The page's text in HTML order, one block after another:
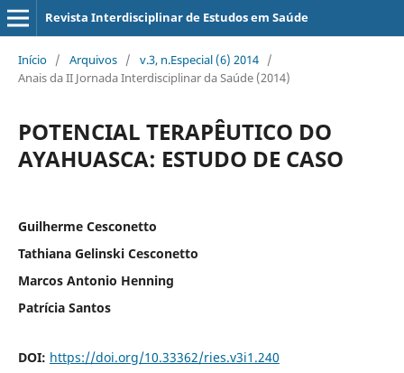
Revista Interdisciplinar de Estudos em Saúde
Início / Arquivos / v.3, n.Especial (6) 2014 /
Anais da II Jornada Interdisciplinar da Saúde (2014)
POTENCIAL TERAPÊUTICO DO
AYAHUASCA: ESTUDO DE CASO
Guilherme Cesconetto
Tathiana Gelinski Cesconetto
Marcos Antonio Henning
Patrícia Santos
DOI: https://doi.org/10.33362/ries.v3i1.240